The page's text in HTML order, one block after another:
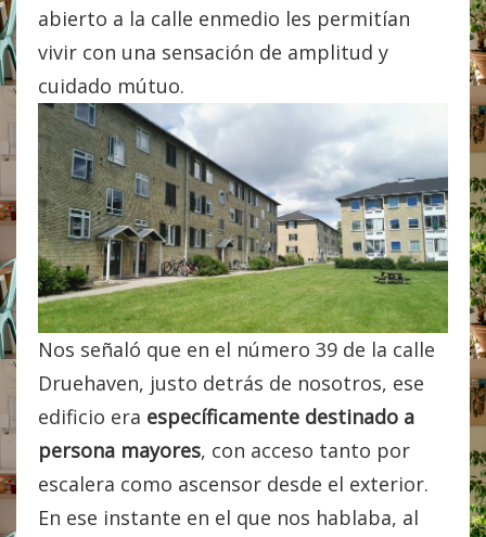
abierto a la calle enmedio les permitían
vivir con una sensación de amplitud y
cuidado mútuo.
Nos señaló que en el número 39 de la calle
Druehaven, justo detrás de nosotros, ese
edificio era específicamente destinado a
persona mayores, con acceso tanto por
escalera como ascensor desde el exterior.
En ese instante en el que nos hablaba, al